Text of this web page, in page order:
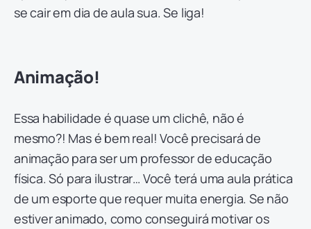
se cair em dia de aula sua. Se liga!
Animação!
Essa habilidade é quase um clichê, não é
mesmo?! Mas é bem real! Você precisará de
animação para ser um professor de educação
física. Só para ilustrar… Você terá uma aula prática
de um esporte que requer muita energia. Se não
estiver animado, como conseguirá motivar os